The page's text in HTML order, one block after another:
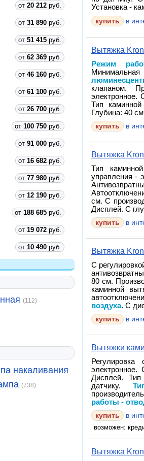
от 20 212 руб.
от 31 890 руб.
от 51 415 руб.
от 62 369 руб.
от 46 160 руб.
от 61 100 руб.
от 26 700 руб.
от 100 750 руб.
от 91 000 руб.
от 16 682 руб.
от 77 980 руб.
от 12 190 руб.
от 188 685 руб.
от 19 072 руб.
от 10 490 руб.
(112)
накаливания
(738)
Установка -
купить в
Вытяжка
Режим
клапаном.
электронное.
Тип
Глубина: 40
купить в
Вытяжка
Тип
управления -
см. С
Дисплей. С
в
Вытяжка
С
80 см.
каминной
воздуха. С
в
Вытяжки
Дисплей. Тип
датчику.
работы -
в
возможен:
Вытяжка